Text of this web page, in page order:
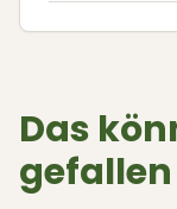
Das
gefallen